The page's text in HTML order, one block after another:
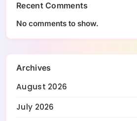
Recent Comments
No comments to show.
Archives
August 2026
July 2026